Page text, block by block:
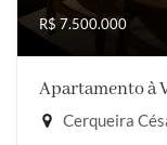
R$ 7.500.000
Apartamento à
Cerqueira